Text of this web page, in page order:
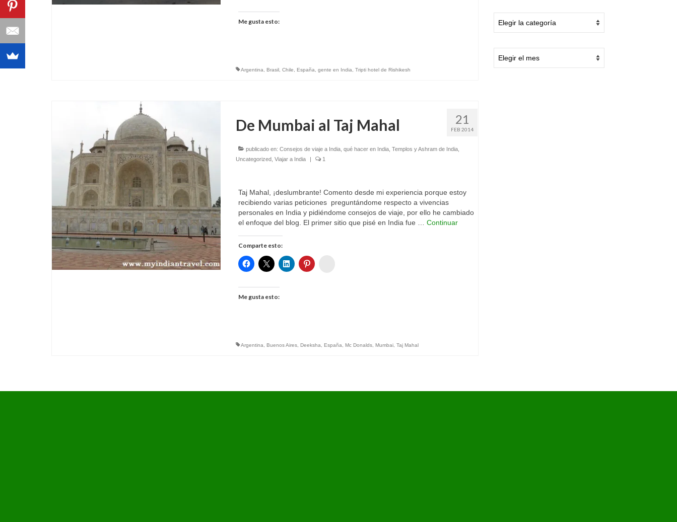
Me gusta esto:
Argentina Brasil, Chile España gente en India Tripti hotel de Rishikesh
21
FEB 2014
De Mumbai al Taj Mahal
publicado en: Consejos de viaje a India, qué hacer en India, Templos y Ashram de India,
Uncategorized, Viajar a India | 1
Taj Mahal, ¡deslumbrante! Comento desde mi experiencia porque estoy
recibiendo varias peticiones preguntándome respecto a vivencias
personales en India y pidiéndome consejos de viaje, por ello he cambiado
el enfoque del blog. El primer sitio que pisé en India fue … Continuar
Comparte esto:
Me gusta esto:
Argentina Buenos Aires, Deeksha España Mc Donalds, Mumbai, Taj Mahal